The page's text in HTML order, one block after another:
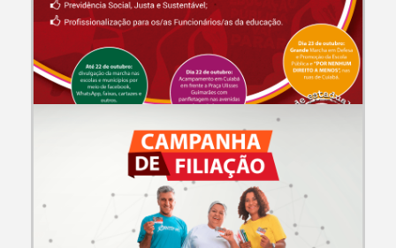
CAMPANHAS E EVENTOS
A Educação Pública de MT vai Parar